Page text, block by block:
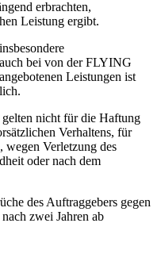
erbrachten,
Leistung ergibt.
bei von der FLYING
Leistungen ist
nicht für die Haftung
Verhaltens, für
wegen Verletzung des
oder nach dem
des Auftraggebers gegen
zwei Jahren ab